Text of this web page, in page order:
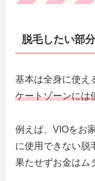
脱毛したい部
基本は全身に使え
ケートゾーンには
例えば、VIOをお
に使用できない脱
果たせずお金はム